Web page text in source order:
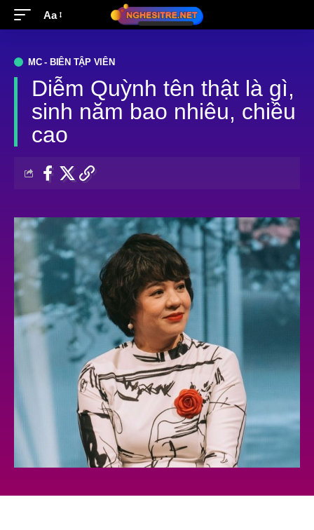
Aa
MC - BIÊN TẬP VIÊN
Diễm Quỳnh tên thật là gì,
sinh năm bao nhiêu, chiều
cao